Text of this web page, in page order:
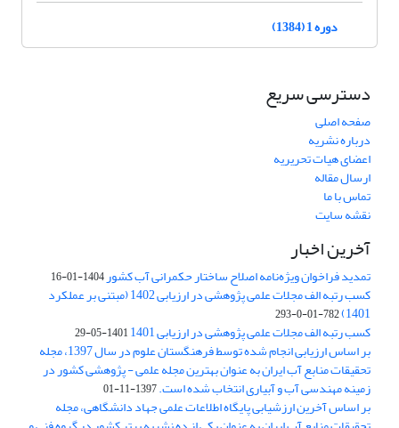
دوره 1 (1384)
دسترسی سریع
صفحه اصلی
درباره نشریه
اعضای هیات تحریریه
ارسال مقاله
تماس با ما
نقشه سایت
آخرین اخبار
تمدید فراخوان ویژه‌نامه اصلاح ساختار حکمرانی آب کشور1404-01-16
کسب رتبه الف مجلات علمی پژوهشی در ارزیابی 1402 (مبتنی بر عملکرد
1401)
782-01-0-293
کسب رتبه الف مجلات علمی پژوهشی در ارزیابی 1401 1401-05-29
بر اساس ارزیابی انجام شده توسط فرهنگستان علوم در سال 1397، مجله
تحقیقات منابع آب ایران به عنوان بهترین مجله علمی - پژوهشی کشور در
زمینه مهندسی آب و آبیاری انتخاب شده است.1397-11-01
بر اساس آخرین ارزشیابی پایگاه اطلاعات علمی جهاد دانشگاهی، مجله